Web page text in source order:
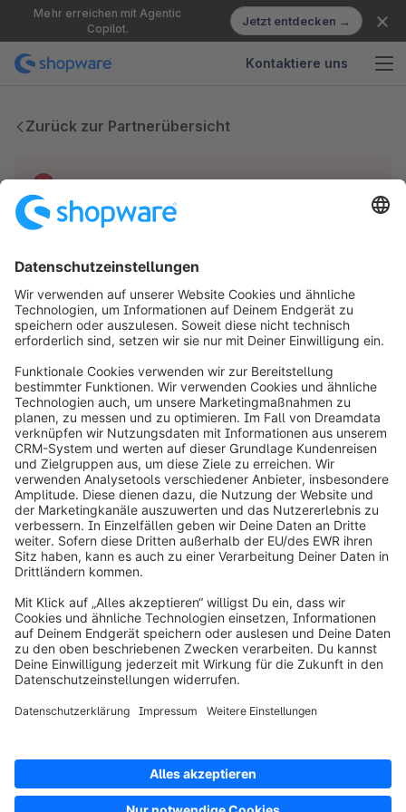
Mehr erreichen mit Agentic
Copilot.
Jetzt entdecken →
Kontaktiere uns
Zurück zur Partnerübersicht
Technische Probleme
info@shopware.com
Über Shopware
Produkt
Lösungen
Partner
Entwickler
Ressourcen
DatenschutzImpressumDigital Services Act (DSA)